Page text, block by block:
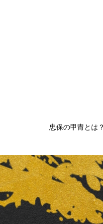
忠保の甲冑とは？